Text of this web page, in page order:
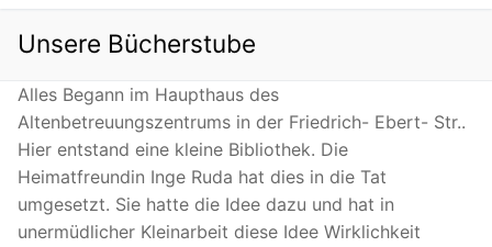
Suchen nach:
Unsere Bücherstube
Alles Begann im Haupthaus des
Altenbetreuungszentrums in der Friedrich- Ebert- Str..
Hier entstand eine kleine Bibliothek. Die
Heimatfreundin Inge Ruda hat dies in die Tat
umgesetzt. Sie hatte die Idee dazu und hat in
unermüdlicher Kleinarbeit diese Idee Wirklichkeit